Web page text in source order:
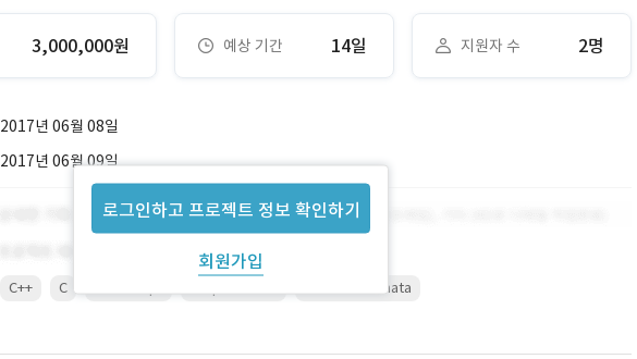
3,000,000원 예상 기간 14일 지원자 수 2명
2017년 06월 08일
로그인하고 프로젝트 정보 확인하기
회원가입
2017년 06월 09일
C++ C standardFirmata